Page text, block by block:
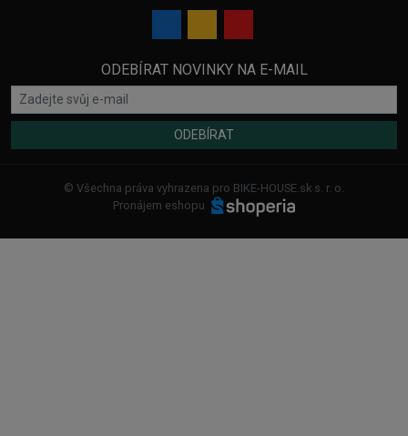
ODEBÍRAT NOVINKY NA E-MAIL
ODEBÍRAT
© Všechna práva vyhrazena pro BIKE-HOUSE.sk s. r. o.
Pronájem eshopu